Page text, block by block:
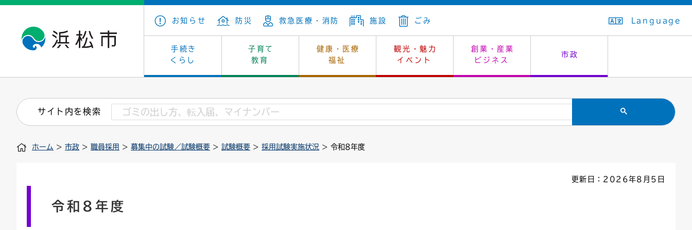
お知らせ 防災 救急医療・消防 施設 ごみ Language
手続き
くらし
子育て
教育
健康・医療
福祉
観光・魅力
イベント
創業・産業
ビジネス
市政
戸籍・住民の手続き 保険・年金 上下水道 生活排水
住まい・建築 墓地・斎場 消費生活 市民安全
税金 法人税 環境
子育て・青少年・若者 教育 生涯学習 教育委員会
看護専門学校 学級閉鎖 幼稚園一覧 入学式・卒業式
小学校一覧 中学校一覧
健康・医療 福祉 休日当番医 救急・夜間診療
介護保険 保健所 感染症
文化・芸術 文化財 レジャー・スポーツ 施設予約（まつぼっくり）
浜松・浜名湖だいすきネット はじめよう、ハマライフ はたちの集い
産業振興 カーボンニュートラル 土地 指定管理者制度
発注情報(入札・契約) 福祉・介護 環境対策 公共事業の技術監理
募集 雇用・就労 企業立地
市の概要 庁舎案内 市長の部屋 議会
外郭団体 統計 選挙 オープンデータ
職員採用 市有財産 例規・公示
サイト内を検索
ホーム > 市政 > 職員採用 > 募集中の試験／試験概要 > 試験概要 > 採用試験実施状況 > 令和8年度
更新日：2026年8月5日
令和8年度